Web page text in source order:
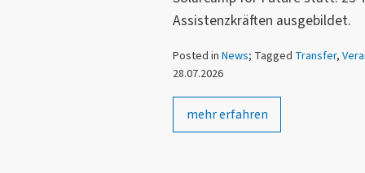
Assistenzkräften ausgebildet.
Posted in News; Tagged Transfer,
28.07.2026
mehr erfahren